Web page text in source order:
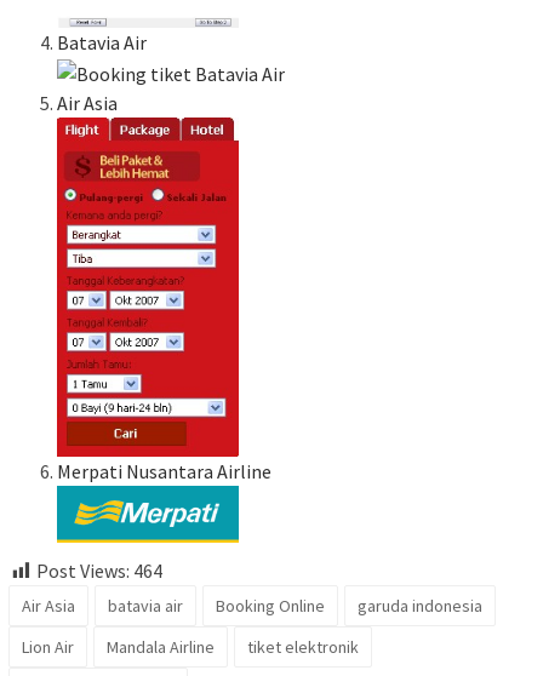
Batavia Air
Air Asia
Merpati Nusantara Airline
Post Views: 464
Air Asia batavia air Booking Online
garuda indonesia
Lion Air
Mandala Airline
tiket elektronik